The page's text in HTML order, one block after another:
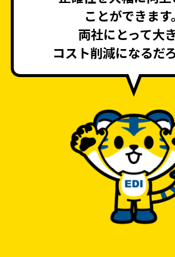
ことができます。
両社にとって大
コスト削減になるだ